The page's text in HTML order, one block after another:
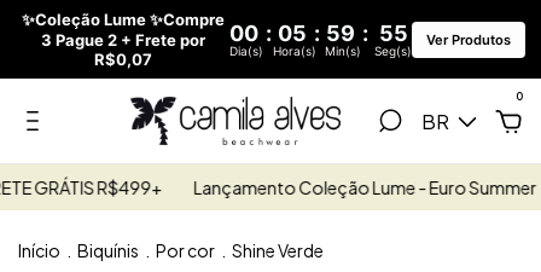
✨Coleção Lume ✨Compre
3 Pague 2 + Frete por
R$0,07
00 : 05 : 59 : 54
Dia(s) Hora(s) Min(s) Seg(s)
Ver Produtos
BR
0
R$499+ Lançamento Coleção Lume - Euro Summer
Início Biquínis Por cor Shine Verde